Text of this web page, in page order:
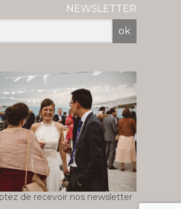
NEWSLETTER
de recevoir nos newsletter
ok